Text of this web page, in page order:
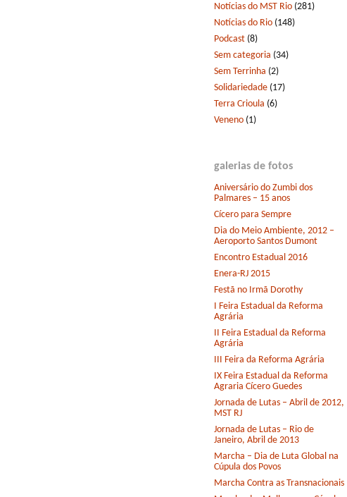
Notícias do MST Rio (281)
Notícias do Rio (148)
Podcast (8)
Sem categoria (34)
Sem Terrinha (2)
Solidariedade (17)
Terra Crioula (6)
Veneno (1)
galerias de fotos
Aniversário do Zumbi dos
Palmares – 15 anos
Cícero para Sempre
Dia do Meio Ambiente, 2012 –
Aeroporto Santos Dumont
Encontro Estadual 2016
Enera-RJ 2015
Festã no Irmã Dorothy
I Feira Estadual da Reforma
Agrária
II Feira Estadual da Reforma
Agrária
III Feira da Reforma Agrária
IX Feira Estadual da Reforma
Agraria Cícero Guedes
Jornada de Lutas – Abril de 2012,
MST RJ
Jornada de Lutas – Rio de
Janeiro, Abril de 2013
Marcha – Dia de Luta Global na
Cúpula dos Povos
Marcha Contra as Transnacionais